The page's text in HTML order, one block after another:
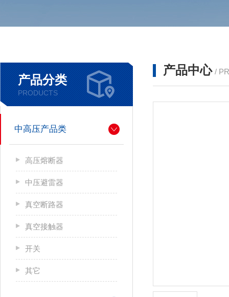
产品分类
PRODUCTS
中高压产品类
高压熔断器
中压避雷器
真空断路器
真空接触器
开关
其它
产品中心 /